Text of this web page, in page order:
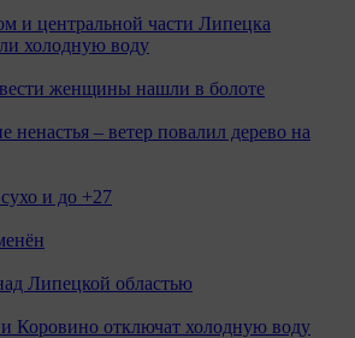
и центральной части Липецка
холодную воду
женщины нашли в болоте
ненастья – ветер повалил дерево на
и до +27
Липецкой областью
Коровино отключат холодную воду